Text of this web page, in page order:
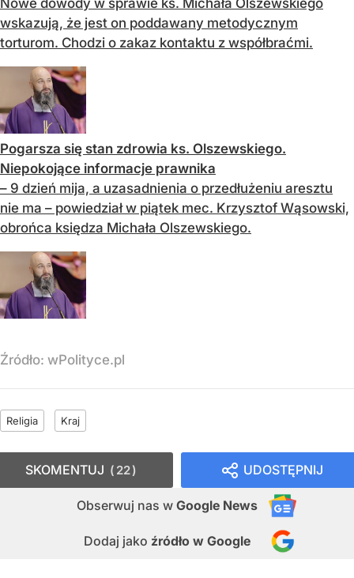
Nowe dowody w sprawie ks. Michała Olszewskiego
wskazują, że jest on poddawany metodycznym
torturom. Chodzi o zakaz kontaktu z współbraćmi.
Pogarsza się stan zdrowia ks. Olszewskiego.
Niepokojące informacje prawnika
– 9 dzień mija, a uzasadnienia o przedłużeniu aresztu
nie ma – powiedział w piątek mec. Krzysztof Wąsowski,
obrońca księdza Michała Olszewskiego.
Źródło: wPolityce.pl
Religia Kraj
UDOSTĘPNIJ
Obserwuj nas w Google News
Dodaj jako źródło w Google
SKOMENTUJ 22